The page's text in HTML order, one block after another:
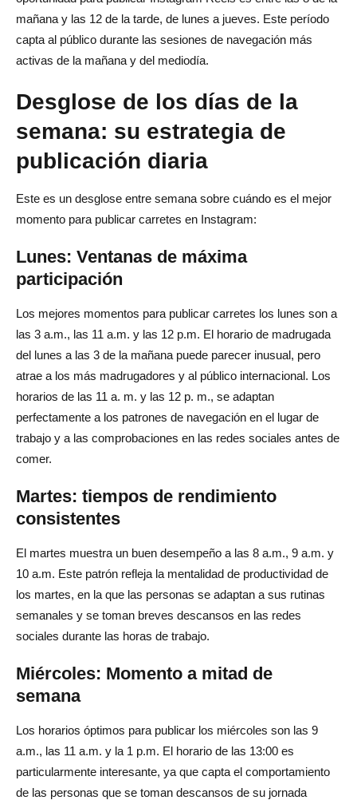
mañana y las 12 de la tarde, de lunes a jueves. Este período
capta al público durante las sesiones de navegación más
activas de la mañana y del mediodía.
Desglose de los días de la
semana: su estrategia de
publicación diaria
Este es un desglose entre semana sobre cuándo es el mejor
momento para publicar carretes en Instagram:
Lunes: Ventanas de máxima
participación
Los mejores momentos para publicar carretes los lunes son a
las 3 a.m., las 11 a.m. y las 12 p.m. El horario de madrugada
del lunes a las 3 de la mañana puede parecer inusual, pero
atrae a los más madrugadores y al público internacional. Los
horarios de las 11 a. m. y las 12 p. m., se adaptan
perfectamente a los patrones de navegación en el lugar de
trabajo y a las comprobaciones en las redes sociales antes de
comer.
Martes: tiempos de rendimiento
consistentes
El martes muestra un buen desempeño a las 8 a.m., 9 a.m. y
10 a.m. Este patrón refleja la mentalidad de productividad de
los martes, en la que las personas se adaptan a sus rutinas
semanales y se toman breves descansos en las redes
sociales durante las horas de trabajo.
Miércoles: Momento a mitad de
semana
Los horarios óptimos para publicar los miércoles son las 9
a.m., las 11 a.m. y la 1 p.m. El horario de las 13:00 es
particularmente interesante, ya que capta el comportamiento
de las personas que se toman descansos de su jornada